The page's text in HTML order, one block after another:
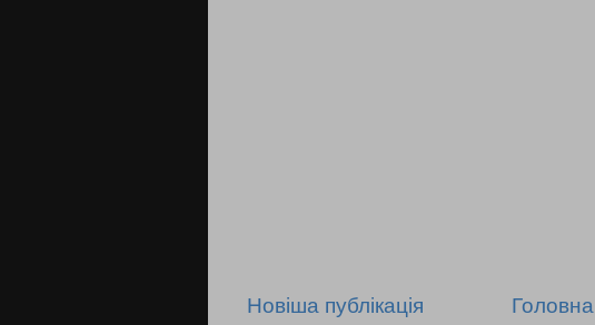
Новіша публікація Головна